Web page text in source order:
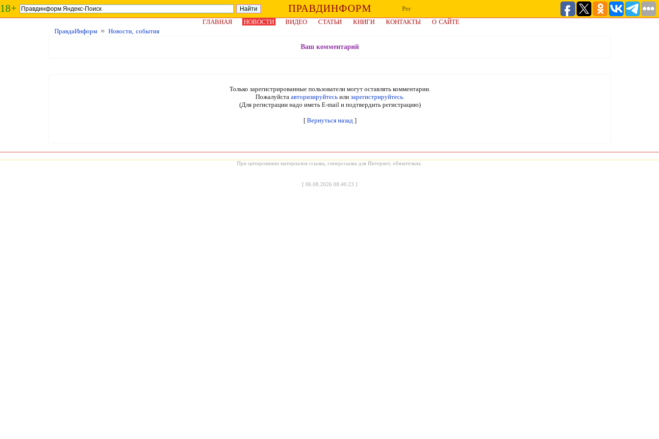
18+ ПРАВДИНФОРМ
Рег
ГЛАВНАЯ
НОВОСТИ ВИДЕО СТАТЬИ КНИГИ КОНТАКТЫ
О САЙТЕ
ПравдаИнформ ≈ Новости, события
Ваш комментарий
Только зарегистрированные пользователи могут оставлять комментарии.
Пожалуйста авторизируйтесьили зарегистрируйтесь.
(Для регистрации надо иметь E-mail и подтвердить регистрацию)
[ Вернуться назад]
При цитировании материалов ссылка, гиперссылка для Интернет, обязательна.
[ 06.08.2026 08:40:23 ]